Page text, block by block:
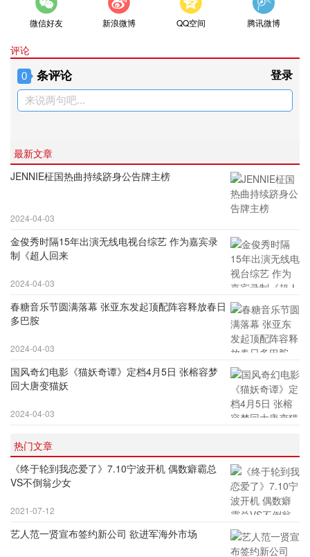
微信好友 新浪微博 QQ空间 腾讯微博
评论
0 条评论 登录
来说两句吧...
最新文章
JENNIE柾国热曲持续跻身公告牌主榜
2024-04-03
金俊秀时隔15年出演无线电视台综艺 作为嘉宾录
制《超人回来
2024-04-03
春糖音乐节圆满落幕 张亚东发起顶配阵容释放春日
多巴胺
2024-04-03
国风奇幻电影《猫妖奇谭》定档4月5日 张榕容梦
回大唐变猫妖
2024-04-03
热门文章
《终于轮到我恋爱了》7.10宁波开机 偶数癖霸总
VS不倒翁少女
2021-07-12
艺人范一贤宣布签约新公司 欲进军海外市场